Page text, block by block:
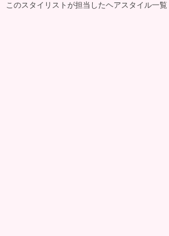
このスタイリストが担当したヘアスタイル一覧